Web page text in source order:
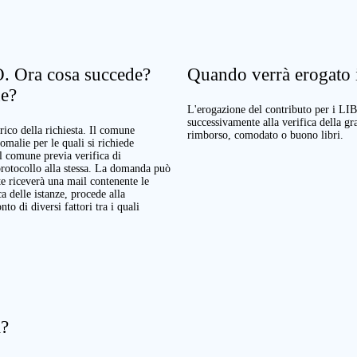
cosa succede?
della richiesta. Il comune
per le quali si richiede
comune previa verifica di
alla stessa. La domanda può
riceverà una mail contenente le
delle istanze, procede alla
di diversi fattori tra i quali
Quando verrà
L'erogazione del contributo per i
successivamente alla verifica della
rimborso, comodato o buono libri.